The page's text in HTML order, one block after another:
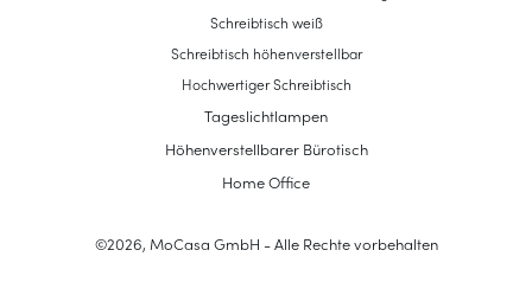
Schreibtisch weiß
Schreibtisch höhenverstellbar
Hochwertiger Schreibtisch
Tageslichtlampen
Höhenverstellbarer Bürotisch
Home Office
©2026, MoCasa GmbH - Alle Rechte vorbehalten